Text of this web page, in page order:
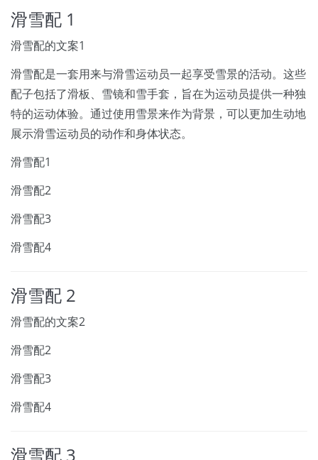
滑雪配 1
滑雪配的文案1
滑雪配是一套用来与滑雪运动员一起享受雪景的活动。这些
配子包括了滑板、雪镜和雪手套，旨在为运动员提供一种独
特的运动体验。通过使用雪景来作为背景，可以更加生动地
展示滑雪运动员的动作和身体状态。
滑雪配1
滑雪配2
滑雪配3
滑雪配4
滑雪配 2
滑雪配的文案2
滑雪配2
滑雪配3
滑雪配4
滑雪配 3